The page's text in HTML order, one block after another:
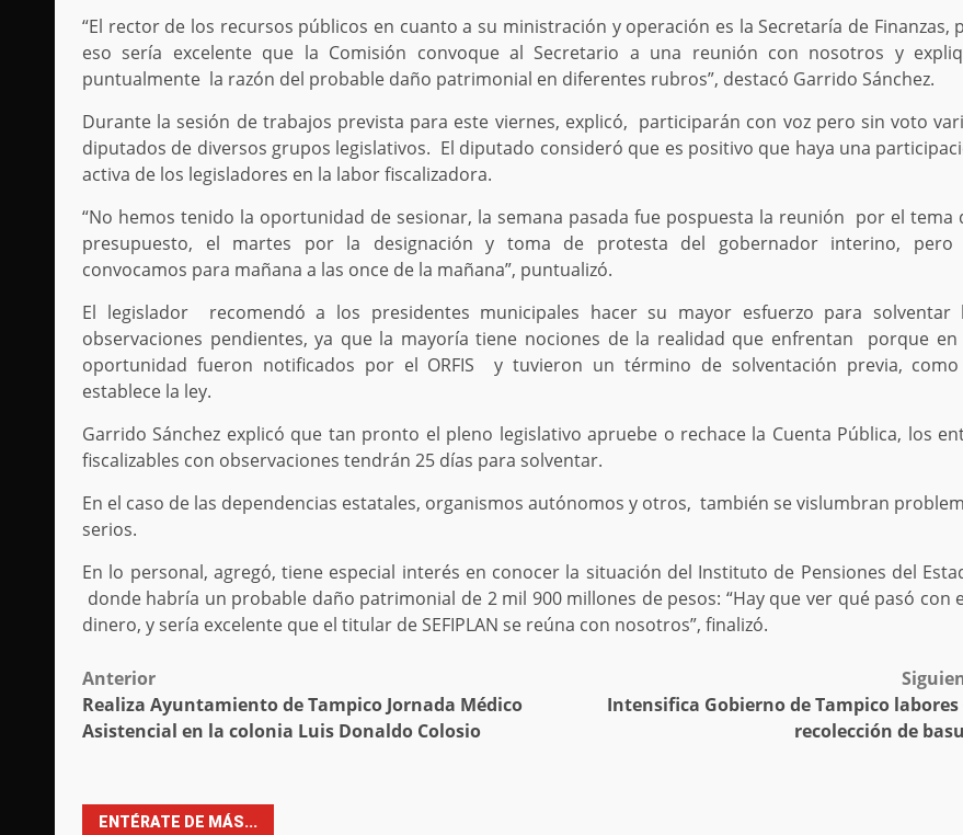
“El rector de los recursos públicos en cuanto a su ministración y operación es la Secretaría de Finanzas,
eso sería excelente que la Comisión convoque al Secretario a una reunión con nosotros y
puntualmente la razón del probable daño patrimonial en diferentes rubros”, destacó Garrido Sánchez.
Durante la sesión de trabajos prevista para este viernes, explicó, participarán con voz pero sin voto
diputados de diversos grupos legislativos. El diputado consideró que es positivo que haya una
activa de los legisladores en la labor fiscalizadora.
“No hemos tenido la oportunidad de sesionar, la semana pasada fue pospuesta la reunión por el tema
presupuesto, el martes por la designación y toma de protesta del gobernador interino, pero
convocamos para mañana a las once de la mañana”, puntualizó.
El legislador recomendó a los presidentes municipales hacer su mayor esfuerzo para solventar
observaciones pendientes, ya que la mayoría tiene nociones de la realidad que enfrentan porque en
oportunidad fueron notificados por el ORFIS y tuvieron un término de solventación previa,
establece la ley.
Garrido Sánchez explicó que tan pronto el pleno legislativo apruebe o rechace la Cuenta Pública, los
fiscalizables con observaciones tendrán 25 días para solventar.
En el caso de las dependencias estatales, organismos autónomos y otros, también se vislumbran
serios.
En lo personal, agregó, tiene especial interés en conocer la situación del Instituto de Pensiones del
donde habría un probable daño patrimonial de 2 mil 900 millones de pesos: “Hay que ver qué pasó con
dinero, y sería excelente que el titular de SEFIPLAN se reúna con nosotros”, finalizó.
Post
navigation
Anterior
Realiza Ayuntamiento de Tampico Jornada Médico
Asistencial en la colonia Luis Donaldo Colosio
Intensifica Gobierno de Tampico labores
recolección de
ENTÉRATE DE MÁS...